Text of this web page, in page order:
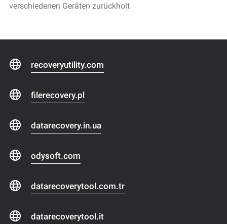
verschiedenen Geräten zurückholt
recoveryutility.com
filerecovery.pl
datarecovery.in.ua
odysoft.com
datarecoverytool.com.tr
datarecoverytool.it